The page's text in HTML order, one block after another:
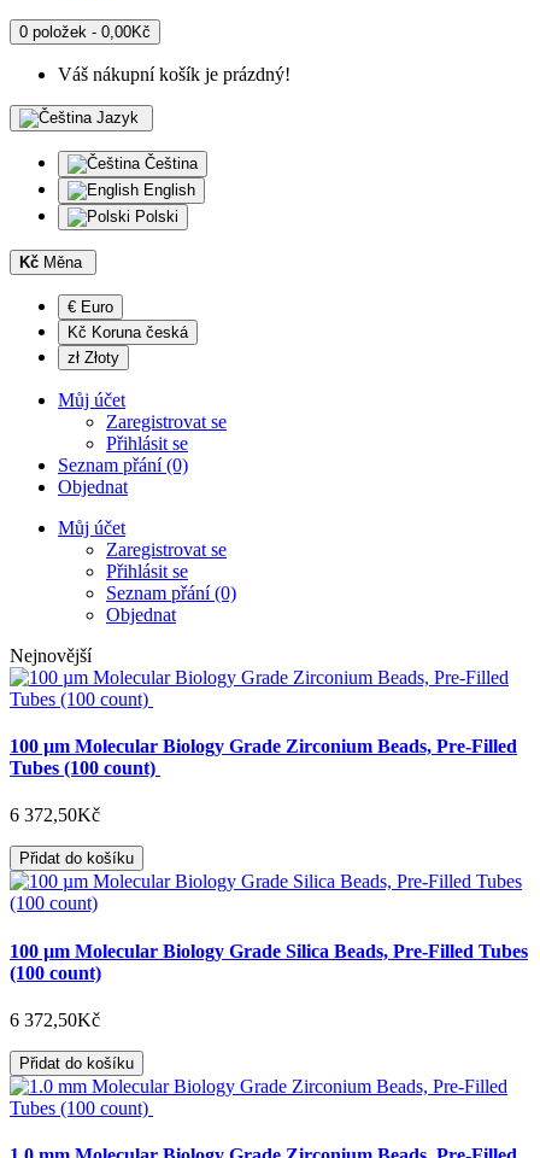
0 položek - 0,00Kč
Váš nákupní košík je prázdný!
Jazyk
Čeština
English
Polski
Kč Měna
€ Euro
Kč Koruna česká
zł Złoty
Můj účet
Zaregistrovat se
Přihlásit se
Seznam přání (0)
Objednat
Můj účet
Zaregistrovat se
Přihlásit se
Seznam přání (0)
Objednat
Nejnovější
100 µm Molecular Biology Grade Zirconium Beads, Pre-Filled
Tubes (100 count)
6 372,50Kč
Přidat do košíku
100 µm Molecular Biology Grade Silica Beads, Pre-Filled Tubes
(100 count)
6 372,50Kč
Přidat do košíku